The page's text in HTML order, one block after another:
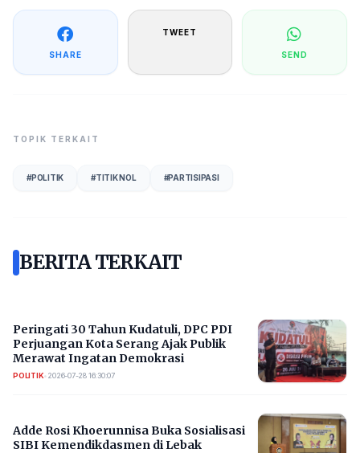
SHARE
TWEET
SEND
TOPIK TERKAIT
#POLITIK #TITIK NOL #PARTISIPASI
BERITA TERKAIT
Peringati 30 Tahun Kudatuli, DPC PDI
Perjuangan Kota Serang Ajak Publik
Merawat Ingatan Demokrasi
POLITIK• 2026-07-28 16:30:07
Adde Rosi Khoerunnisa Buka Sosialisasi
SIBI Kemendikdasmen di Lebak